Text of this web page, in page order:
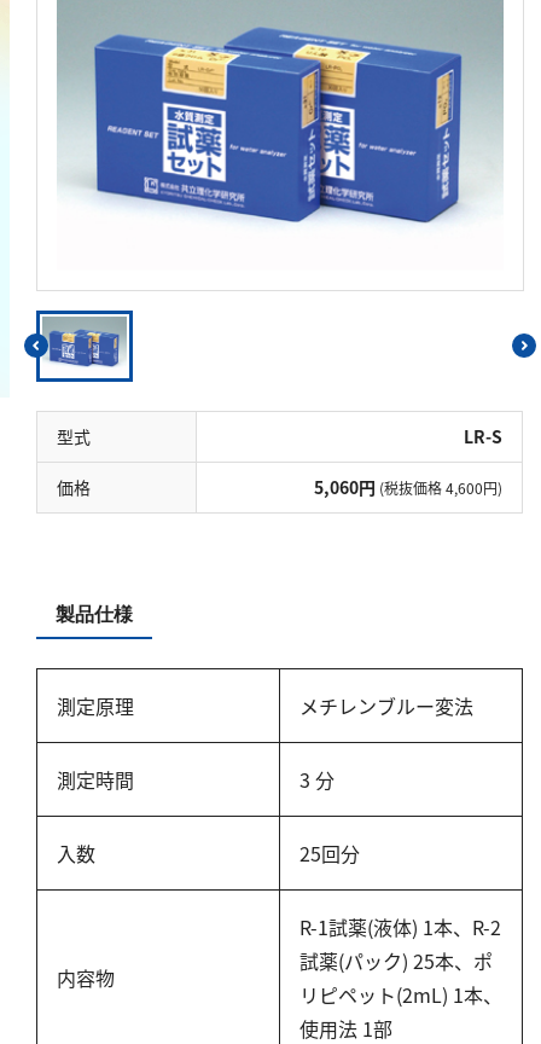
型式 LR-S
価格 5,060円 (税抜価格 4,600円)
製品仕様
測定原理 メチレンブルー変法
測定時間 3 分
入数 25回分
内容物
R-1試薬(液体) 1本、R-2
試薬(パック) 25本、ポ
リピペット(2mL) 1本、
使用法 1部
ニッケル
モリブデン
有機汚濁
BOD
COD
過マンガン酸カリウム消費量
TOC
硬度
全硬度
塩素
亜塩素酸ナトリウム
二酸化塩素
遊離残留塩素
総残留塩素